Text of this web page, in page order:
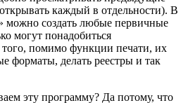
каждый в отдельности). В
можно создать любые первичные
могут понадобиться
помимо функции печати, их
форматы, делать реестры и так
эту программу? Да потому, что